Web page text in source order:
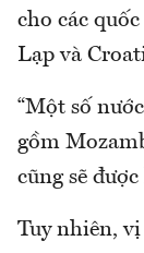
cho các
Lạp và
“Một số
gồm
cũng sẽ
Tuy nhiên,